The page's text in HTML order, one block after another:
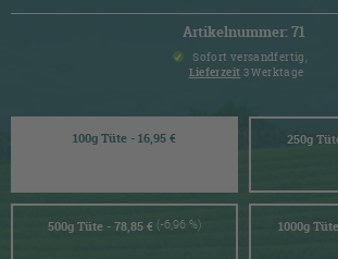
Artikelnummer: 71
Sofort versandfertig,
Lieferzeit 3 Werktage
100g Tüte - 16,95 € 250g
500g Tüte - 78,85 € (-6,96 %) 1000g